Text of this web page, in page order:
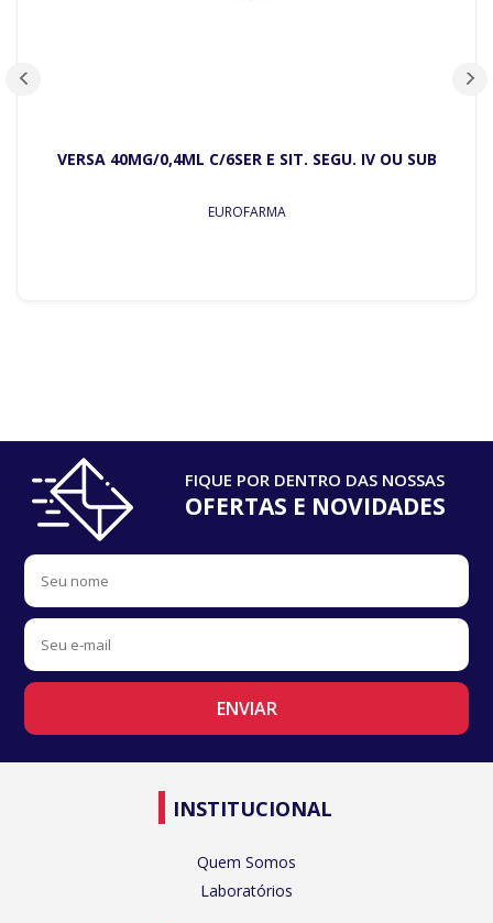
VERSA 40MG/0,4ML C/6SER E SIT. SEGU. IV OU SUB
EUROFARMA
FIQUE POR DENTRO DAS NOSSAS
OFERTAS E NOVIDADES
INSTITUCIONAL
Quem Somos
Laboratórios